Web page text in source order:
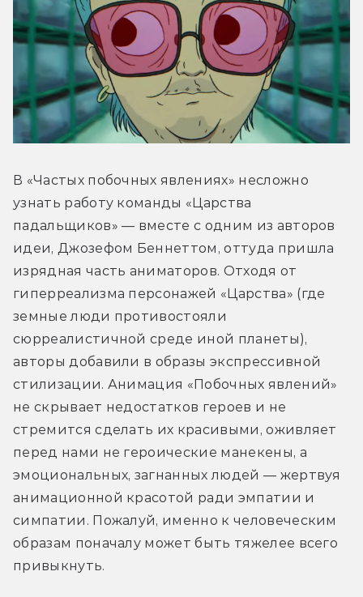
В «Частых побочных явлениях» несложно
узнать работу команды «Царства
падальщиков» — вместе с одним из авторов
идеи, Джозефом Беннеттом, оттуда пришла
изрядная часть аниматоров. Отходя от
гиперреализма персонажей «Царства» (где
земные люди противостояли
сюрреалистичной среде иной планеты),
авторы добавили в образы экспрессивной
стилизации. Анимация «Побочных явлений»
не скрывает недостатков героев и не
стремится сделать их красивыми, оживляет
перед нами не героические манекены, а
эмоциональных, загнанных людей — жертвуя
анимационной красотой ради эмпатии и
симпатии. Пожалуй, именно к человеческим
образам поначалу может быть тяжелее всего
привыкнуть.